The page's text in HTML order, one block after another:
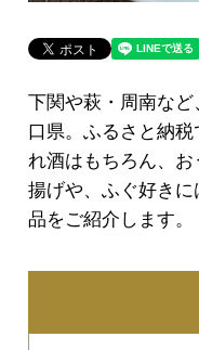
下関や萩・周南な
口県。ふるさと納
れ酒はもちろん、
揚げや、ふぐ好き
品をご紹介します。